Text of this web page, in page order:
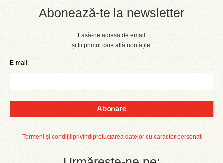
Abonează-te la newsletter
Lasă-ne adresa de email
și fii primul care află noutățile.
E-mail:
Abonare
Termeni și condiții privind prelucrarea datelor cu caracter personal